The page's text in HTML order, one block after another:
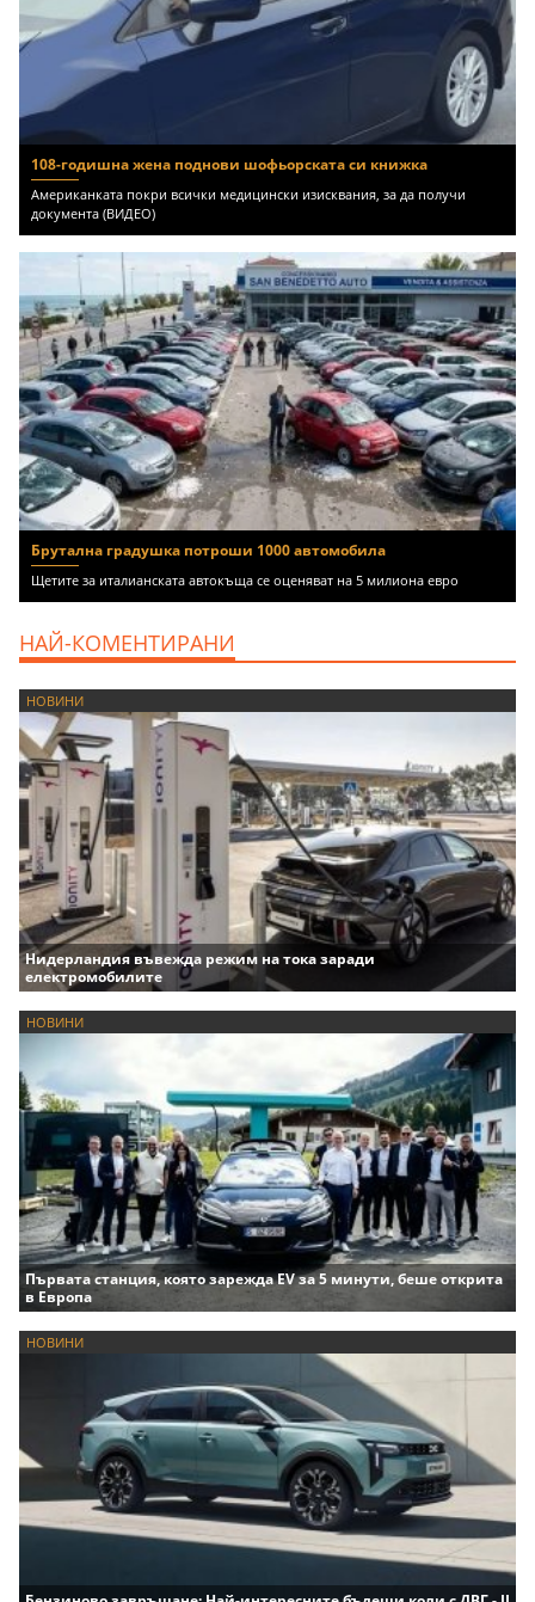
108-годишна жена поднови шофьорската си книжка
Американката покри всички медицински изисквания, за да получи
документа (ВИДЕО)
Брутална градушка потроши 1000 автомобила
Щетите за италианската автокъща се оценяват на 5 милиона евро
НАЙ-КОМЕНТИРАНИ
НОВИНИ
Нидерландия въвежда режим на тока заради
електромобилите
НОВИНИ
Първата станция, която зарежда EV за 5 минути, беше открита
в Европа
НОВИНИ